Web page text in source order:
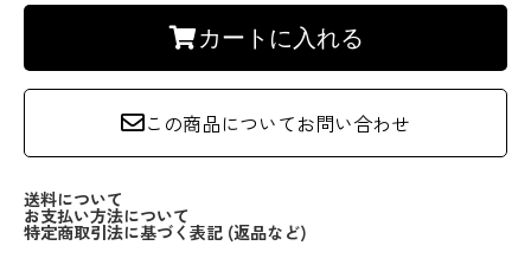
カートに入れる
この商品についてお問い合わせ
送料について
お支払い方法について
特定商取引法に基づく表記 (返品など)